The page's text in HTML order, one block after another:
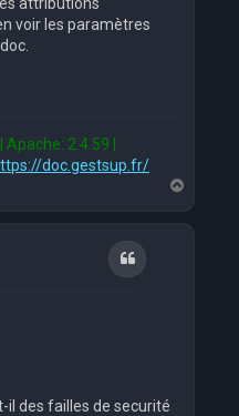
attributions
voir les paramètres
2.4.59 |
doc.gestsup.fr/
a
u
Citation
il des failles de securité